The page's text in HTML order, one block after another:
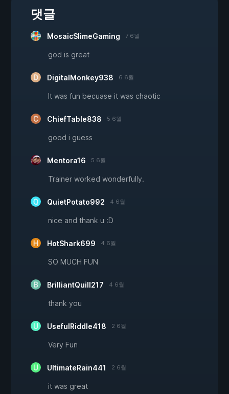
댓글
MosaicSlimeGaming 7 6월
god is great
DigitalMonkey938 6 6월
It was fun becuase it was chaotic
ChiefTable838 5 6월
good i guess
Mentora16 5 6월
Trainer worked wonderfully.
QuietPotato992 4 6월
nice and thank u :D
HotShark699 4 6월
SO MUCH FUN
BrilliantQuill217 4 6월
thank you
UsefulRiddle418 2 6월
Very Fun
UltimateRain441 2 6월
it was great